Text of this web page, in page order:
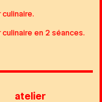
en 2 séances.
atelier